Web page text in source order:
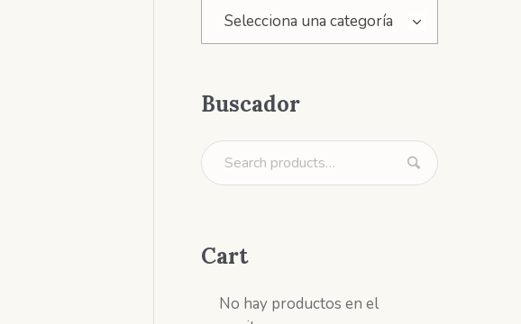
Selecciona una categoría
Buscador
Cart
No hay productos en el